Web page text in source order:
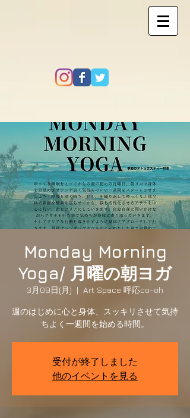
Monday Morning
Yoga/ 月曜の朝ヨガ
3月09日(月)
  |
Art Space 呼応co-oh
週のはじめに心と身体、スッキリさせて気持
ちよく一週間を始める時間。
受付が終了しました
他のイベントを見る